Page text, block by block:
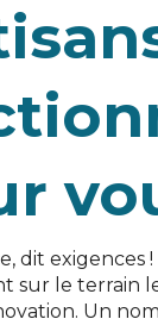
dit exigences !
sur le terrain
Un